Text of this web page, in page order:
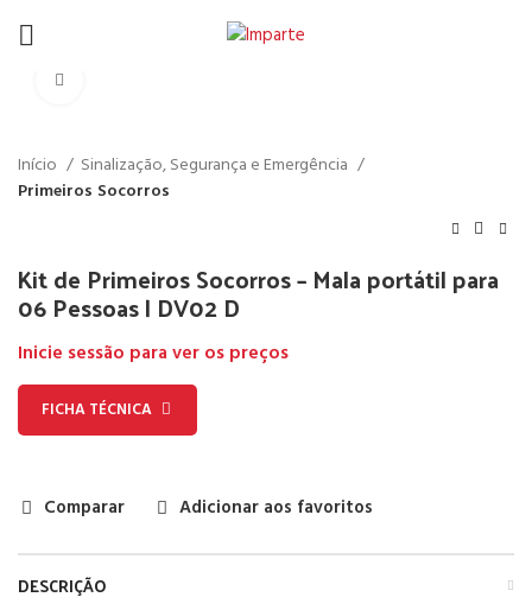
Início
Sinalização, Segurança e Emergência
Primeiros Socorros
Kit de Primeiros Socorros – Mala portátil para
06 Pessoas | DV02 D
Inicie sessão para ver os preços
FICHA TÉCNICA
Comparar Adicionar aos favoritos
DESCRIÇÃO